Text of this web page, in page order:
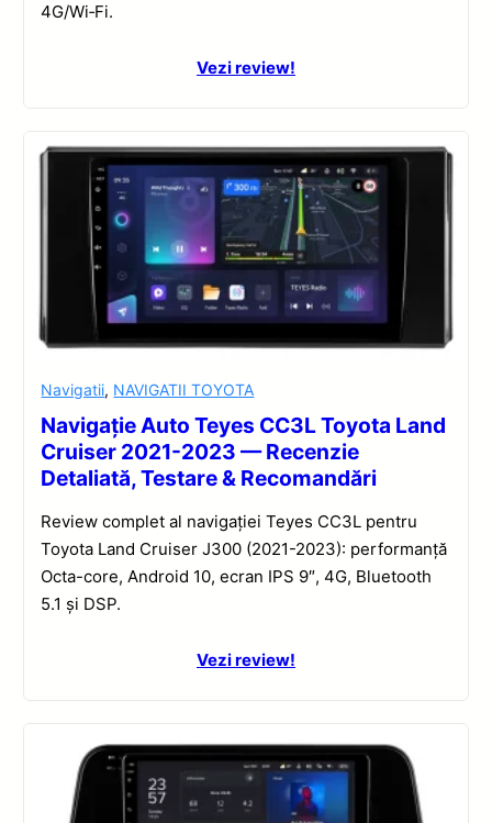
4G/Wi‑Fi.
Vezi review!
Navigatii, NAVIGATII TOYOTA
Navigație Auto Teyes CC3L Toyota Land
Cruiser 2021-2023 — Recenzie
Detaliată, Testare & Recomandări
Review complet al navigației Teyes CC3L pentru
Toyota Land Cruiser J300 (2021-2023): performanță
Octa-core, Android 10, ecran IPS 9″, 4G, Bluetooth
5.1 și DSP.
Vezi review!